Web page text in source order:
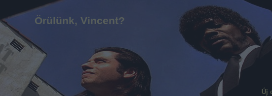
Örülünk, Vincent?
Új